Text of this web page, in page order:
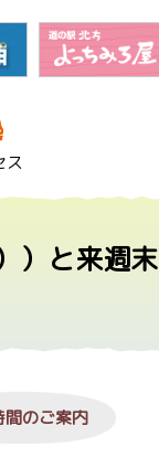
ス
）と来週末
間のご案内